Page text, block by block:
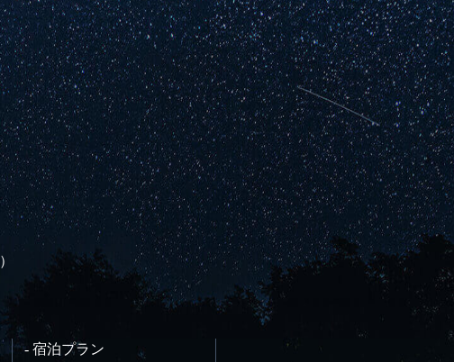
）
- 宿泊プラン